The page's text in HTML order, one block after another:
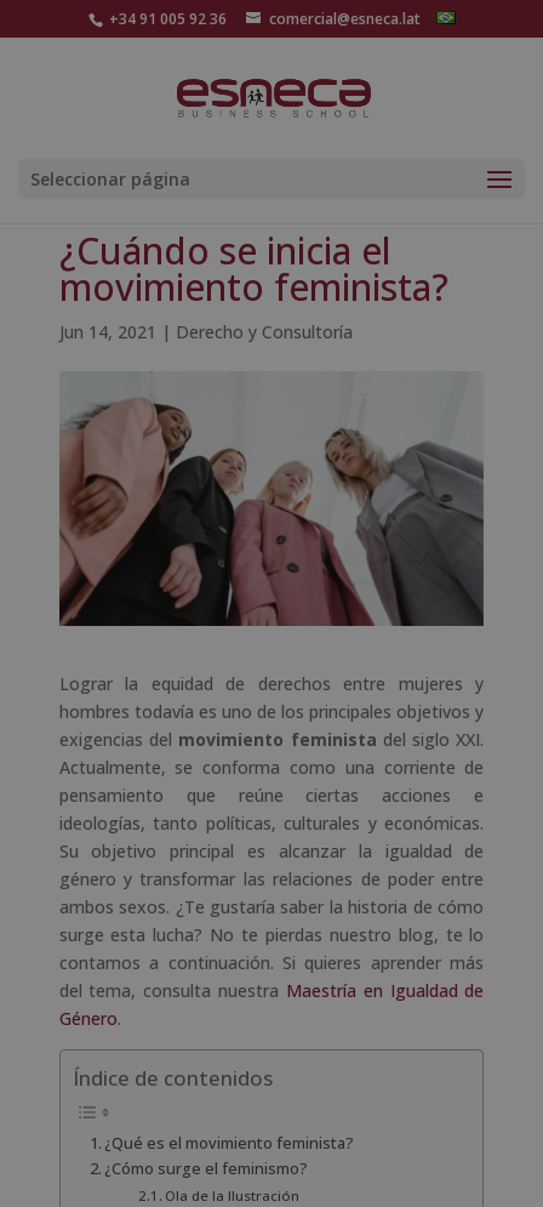
+34 91 005 92 36 comercial@esneca.lat
Seleccionar página
¿Cuándo se inicia el
movimiento feminista?
Jun 14, 2021 | Derecho y Consultoría
Lograr la equidad de derechos entre mujeres y
hombres todavía es uno de los principales objetivos y
exigencias del movimiento feminista del siglo XXI.
Actualmente, se conforma como una corriente de
pensamiento que reúne ciertas acciones e
ideologías, tanto políticas, culturales y económicas.
Su objetivo principal es alcanzar la igualdad de
género y transformar las relaciones de poder entre
ambos sexos. ¿Te gustaría saber la historia de cómo
surge esta lucha? No te pierdas nuestro blog, te lo
contamos a continuación. Si quieres aprender más
del tema, consulta nuestra Maestría en Igualdad de
Género.
Índice de contenidos
¿Qué es el movimiento feminista?
¿Cómo surge el feminismo?
Ola de la Ilustración